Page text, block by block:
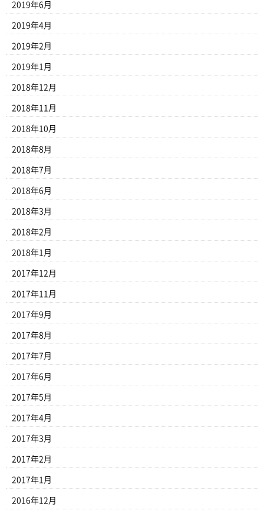
2019年6月
2019年4月
2019年2月
2019年1月
2018年12月
2018年11月
2018年10月
2018年8月
2018年7月
2018年6月
2018年3月
2018年2月
2018年1月
2017年12月
2017年11月
2017年9月
2017年8月
2017年7月
2017年6月
2017年5月
2017年4月
2017年3月
2017年2月
2017年1月
2016年12月